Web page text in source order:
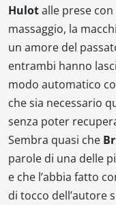
Hulotalle prese
massaggio, la
un amore del
entrambi hanno
modo automatico
che sia necessario
senza poter
Sembra quasi che
parole di una delle
e che l’abbia fatto
di tocco dell’autore